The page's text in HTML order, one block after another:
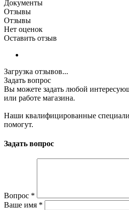
Документы
Отзывы
Отзывы
Нет оценок
Оставить отзыв
Загрузка отзывов...
Задать вопрос
Вы можете задать любой
или работе магазина.
Наши квалифицированные
помогут.
Задать вопрос
Вопрос *
Ваше имя *